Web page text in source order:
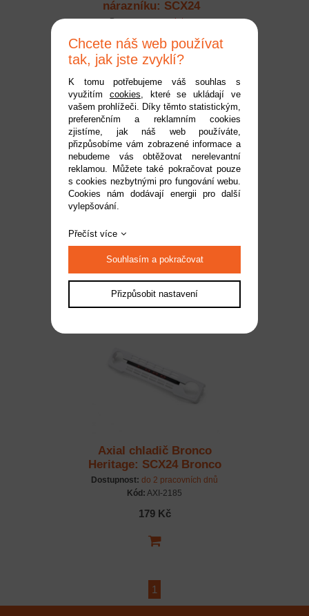
nárazníku: SCX24
Bronco
Dostupnost: na dotaz
179 Kč
Bronco Heritage, bílý (4):
SCX24
Kód:AXI-2184
179 Kč
Axial chladič Bronco
Heritage: SCX24 Bronco
Dostupnost: do 2 pracovních dnů
Kód: AXI-2185
179 Kč
1
Chcete náš web používat
tak, jak jste zvyklí?
K tomu potřebujeme váš souhlas s
využitím cookies, které se ukládají ve
vašem prohlížeči. Díky těmto statistickým,
preferenčním a reklamním cookies
zjistíme, jak náš web používáte,
přizpůsobíme vám zobrazené informace a
nebudeme vás obtěžovat nerelevantní
reklamou. Můžete také pokračovat pouze
s cookies nezbytnými pro fungování webu.
Cookies nám dodávají energii pro další
vylepšování.
Přečíst více
Souhlasím a pokračovat
Přizpůsobit nastavení